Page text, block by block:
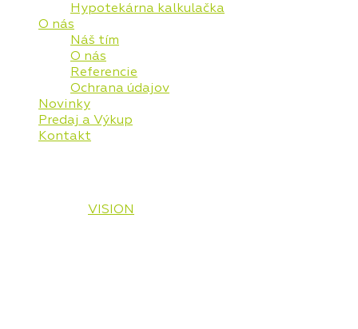
Hypotekárna kalkulačka
O nás
Náš tím
O nás
Referencie
Ochrana údajov
Novinky
Predaj a Výkup
Kontakt
VISION